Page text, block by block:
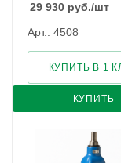
29 930 руб./шт
Арт.: 4508
КУПИТЬ
КУПИТЬ В 1